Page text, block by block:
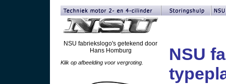
NSU fabriekslogo's getekend door
Hans Homburg
Klik op afbeelding voor vergroting.
NSU